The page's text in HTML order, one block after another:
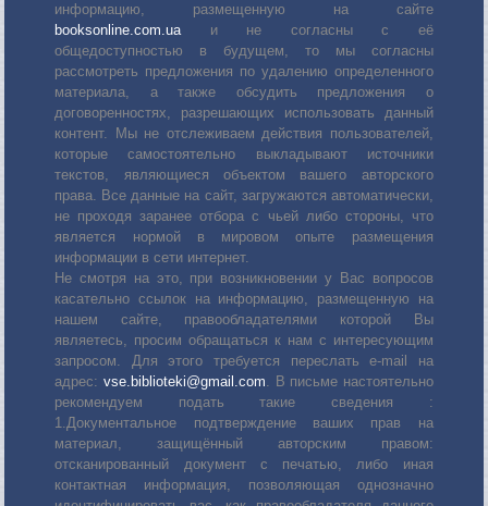
информацию, размещенную на сайте
booksonline.com.uaи не согласны с её
общедоступностью в будущем, то мы согласны
рассмотреть предложения по удалению определенного
материала, а также обсудить предложения о
договоренностях, разрешающих использовать данный
контент. Мы не отслеживаем действия пользователей,
которые самостоятельно выкладывают источники
текстов, являющиеся объектом вашего авторского
права. Все данные на сайт, загружаются автоматически,
не проходя заранее отбора с чьей либо стороны, что
является нормой в мировом опыте размещения
информации в сети интернет.
Не смотря на это, при возникновении у Вас вопросов
касательно ссылок на информацию, размещенную на
нашем сайте, правообладателями которой Вы
являетесь, просим обращаться к нам с интересующим
запросом. Для этого требуется переслать е-mail на
адрес: vse.biblioteki@gmail.com. В письме настоятельно
рекомендуем подать такие сведения :
1.Документальное подтверждение ваших прав на
материал, защищённый авторским правом:
отсканированный документ с печатью, либо иная
контактная информация, позволяющая однозначно